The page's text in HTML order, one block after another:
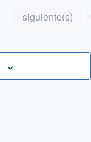
Eventos
siguiente(s)